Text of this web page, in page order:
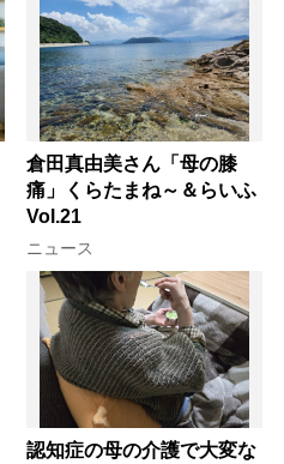
倉田真由美さん「母の膝
痛」くらたまね～＆らいふ
Vol.21
ニュース
認知症の母の介護で大変な